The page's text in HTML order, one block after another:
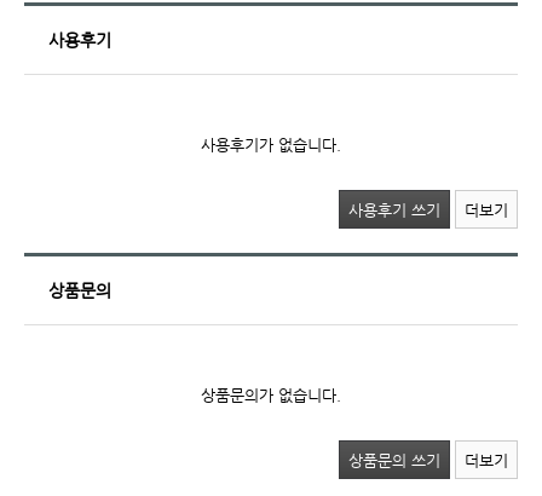
사용후기
사용후기가 없습니다.
사용후기 쓰기 더보기
상품문의
상품문의가 없습니다.
상품문의 쓰기 더보기